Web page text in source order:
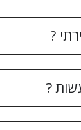
?
?